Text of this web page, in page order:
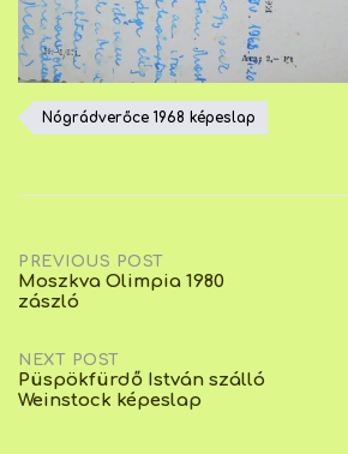
Nógrádverőce 1968 képeslap
Post
PREVIOUS POST
Moszkva Olimpia 1980
zászló
NEXT POST
Püspökfürdő István szálló
Weinstock képeslap